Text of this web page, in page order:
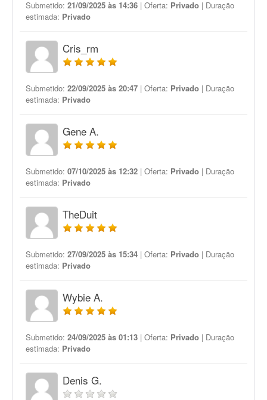
Submetido: 21/09/2025 às 14:36 | Oferta: Privado | Duração
estimada: Privado
Cris_rm
Submetido: 22/09/2025 às 20:47 | Oferta: Privado | Duração
estimada: Privado
Gene A.
Submetido: 07/10/2025 às 12:32 | Oferta: Privado | Duração
estimada: Privado
TheDuit
Submetido: 27/09/2025 às 15:34 | Oferta: Privado | Duração
estimada: Privado
Wybie A.
Submetido: 24/09/2025 às 01:13 | Oferta: Privado | Duração
estimada: Privado
Denis G.